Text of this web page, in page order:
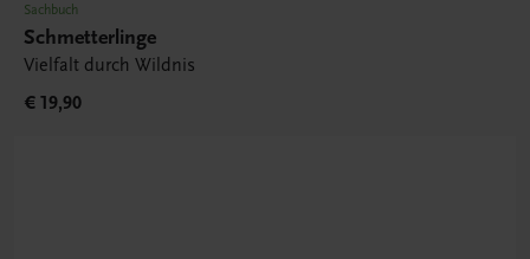
Sachbuch
Schmetterlinge
Vielfalt durch Wildnis
€ 19,90